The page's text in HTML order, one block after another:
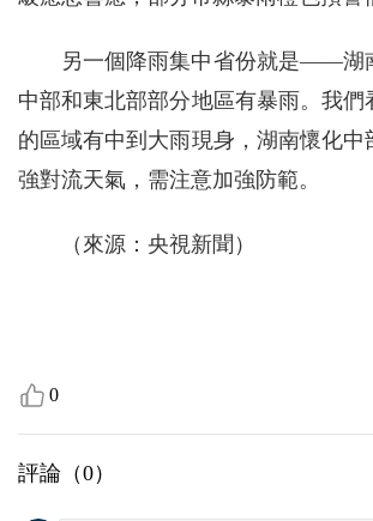
另一個降雨集中省份就是——湖
中部和東北部部分地區有暴雨。我
的區域有中到大雨現身，湖南懷化
強對流天氣，需注意加強防範。
（來源：央視新聞）
0
評論（0）